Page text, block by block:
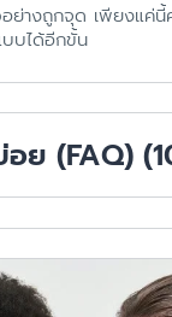
ย่างถูกจุด เพียงแค่
บได้อีกขั้น
ย (FAQ)
?
าวะที่ คุมให้จางและคุม
งนั้นกันแดด และการป้
ล้วยังเป็นฝ้า/รอย